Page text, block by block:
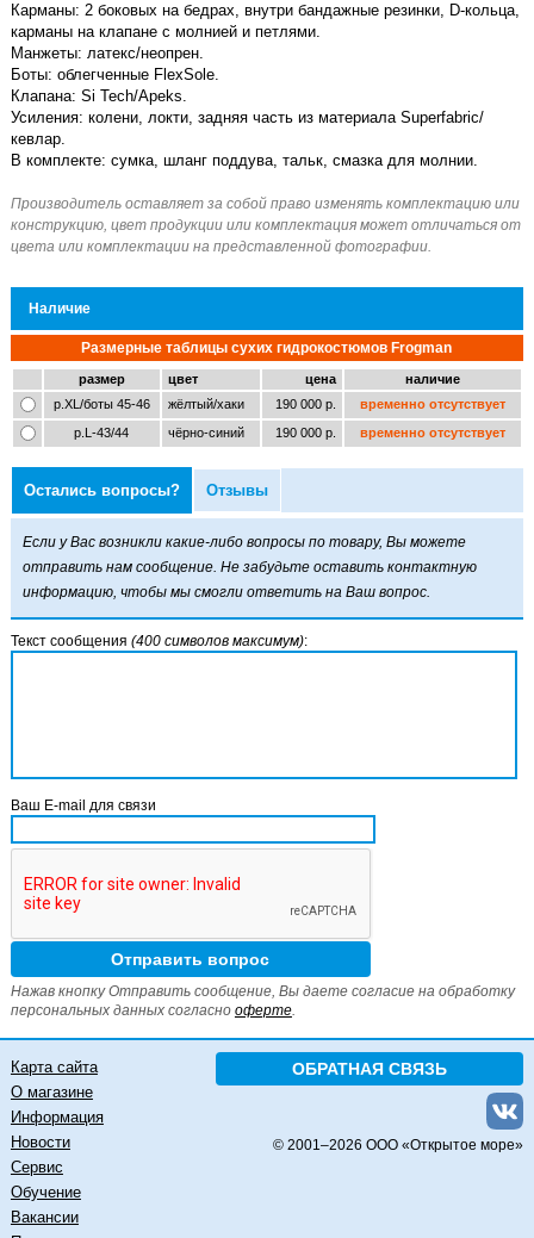
Карманы: 2 боковых на бедрах, внутри бандажные резинки, D-кольца,
карманы на клапане с молнией и петлями.
Манжеты: латекс/неопрен.
Боты: облегченные FlexSole.
Клапана: Si Tech/Apeks.
Усиления: колени, локти, задняя часть из материала Superfabric/
кевлар.
В комплекте: сумка, шланг поддува, тальк, смазка для молнии.
Наличие
Размерные таблицы сухих гидрокостюмов Frogman
размер цвет цена
наличие
р.XL/боты 45-46
жёлтый/хаки 190 000 р.
временно отсутствует
р.L-43/44
чёрно-синий 190 000 р. временно отсутствует
Остались вопросы? Отзывы
Если у Вас возникли какие-либо вопросы по товару, Вы можете
отправить нам сообщение. Не забудьте оставить контактную
информацию, чтобы мы смогли ответить на Ваш вопрос.
Текст сообщения (400 символов максимум):
Ваш E-mail для связи
Нажав кнопку Отправить сообщение, Вы даете согласие на обработку
персональных данных согласно оферте.
ОБРАТНАЯ СВЯЗЬ
© 2001–2026 ООО «Открытое море»
Карта сайта
О магазине
Информация
Новости
Сервис
Обучение
Вакансии